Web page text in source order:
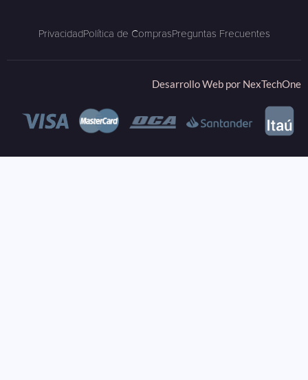
PrivacidadPolítica de ComprasPreguntas Frecuentes
Desarrollo Web por NexTechOne